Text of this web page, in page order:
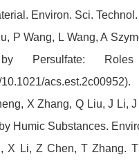
Environ. Sci.
P Wang, L Wang, A
by Persulfate:
acs.est.2c00952).
X Zhang, Q Liu, J Li,
Humic Substances.
X Li, Z Chen, T Zhang.